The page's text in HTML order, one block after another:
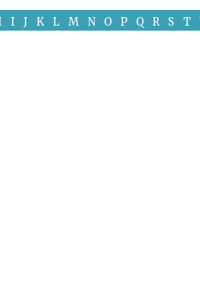
I J K L M N O P Q R S T